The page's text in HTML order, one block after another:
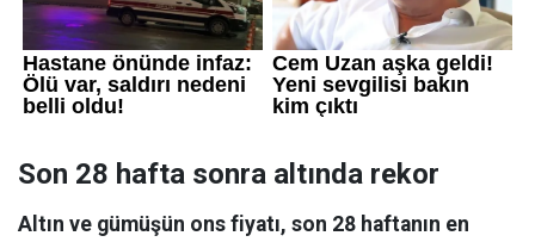
Son 28 hafta sonra altında rekor
Altın ve gümüşün ons fiyatı, son 28 haftanın en